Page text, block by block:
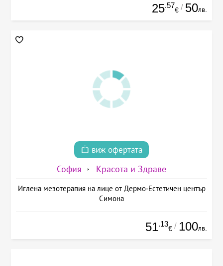
25.57
€ / 50лв.
виж офертата
София Красота и Здраве
Иглена мезотерапия на лице от Дермо-Естетичен център
Симона
51.13
€ / 100лв.